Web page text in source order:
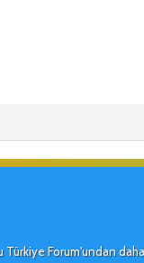
Türkiye Forum'undan
kadar .